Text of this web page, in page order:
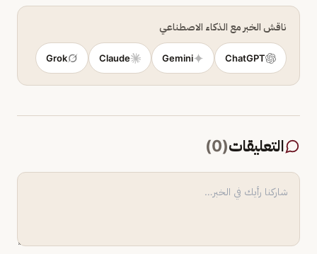
ناقش الخبر مع الذكاء الاصطناعي
ChatGPT
Gemini
Claude
Grok
التعليقات(
0
)